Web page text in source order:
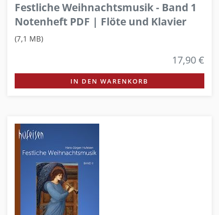
Festliche Weihnachtsmusik - Band 1
Notenheft PDF | Flöte und Klavier
(7,1 MB)
17,90 €
IN DEN WARENKORB